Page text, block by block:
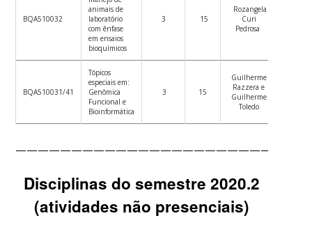
BQA510032
animais de
laboratório
com ênfase
em ensaios
bioquímicos
3 15
Rozangela
Curi
Pedrosa
BQA510031/41
Tópicos
especiais em:
Genômica
Funcional e
Bioinformática
3 15
Guilherme
Razzera e
Guilherme
Toledo
Disciplinas do semestre 2020.2
(atividades não presenciais)